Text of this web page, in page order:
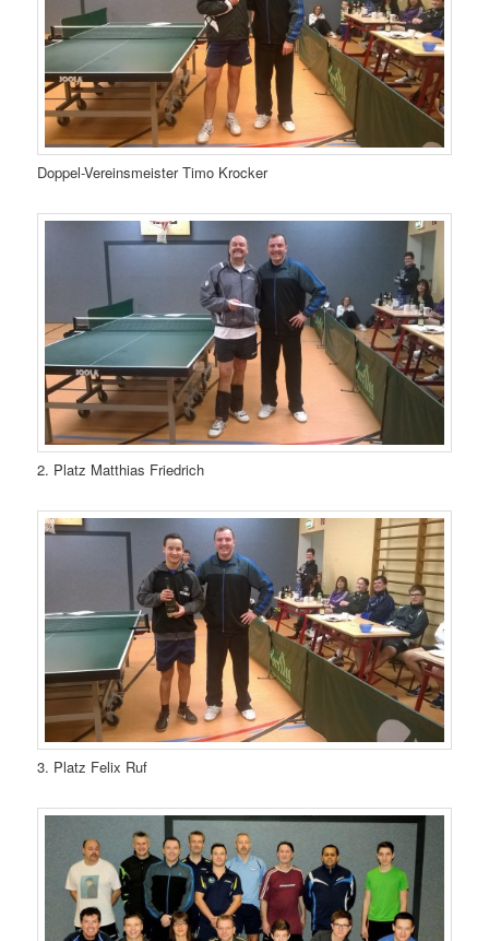
Doppel-Vereinsmeister Timo Krocker
2. Platz Matthias Friedrich
3. Platz Felix Ruf